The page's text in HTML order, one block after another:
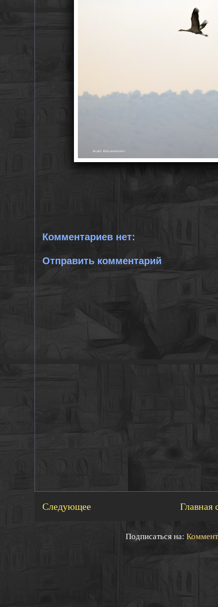
Комментариев нет:
Отправить комментарий
Следующее Главная
Подписаться на: